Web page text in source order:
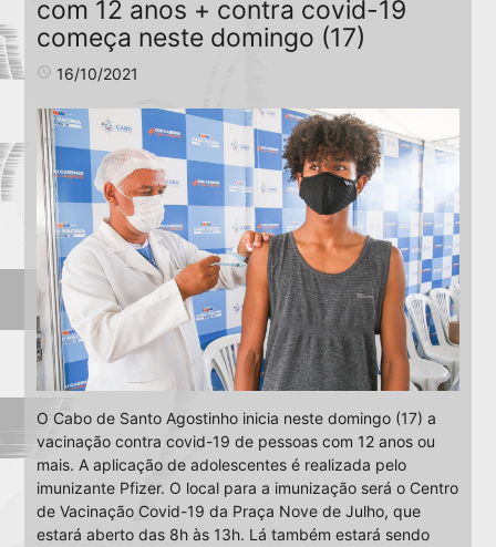
com 12 anos + contra covid-19
começa neste domingo (17)
access_time 16/10/2021
O Cabo de Santo Agostinho inicia neste domingo (17) a
vacinação contra covid-19 de pessoas com 12 anos ou
mais. A aplicação de adolescentes é realizada pelo
imunizante Pfizer. O local para a imunização será o Centro
de Vacinação Covid-19 da Praça Nove de Julho, que
estará aberto das 8h às 13h. Lá também estará sendo